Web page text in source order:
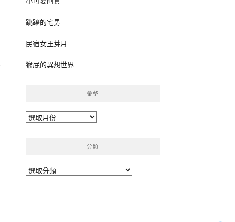
跳躍的宅男
民宿女王芽月
猴屁的異想世界
彙整
彙
分類
分